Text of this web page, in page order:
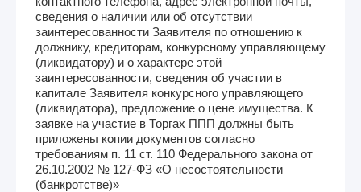
сведения о наличии или об отсутствии
заинтересованности Заявителя по отношению к
должнику, кредиторам, конкурсному управляющему
(ликвидатору) и о характере этой
заинтересованности, сведения об участии в
капитале Заявителя конкурсного управляющего
(ликвидатора), предложение о цене имущества. К
заявке на участие в Торгах ППП должны быть
приложены копии документов согласно
требованиям п. 11 ст. 110 Федерального закона от
26.10.2002 № 127-ФЗ «О несостоятельности
(банкротстве)»